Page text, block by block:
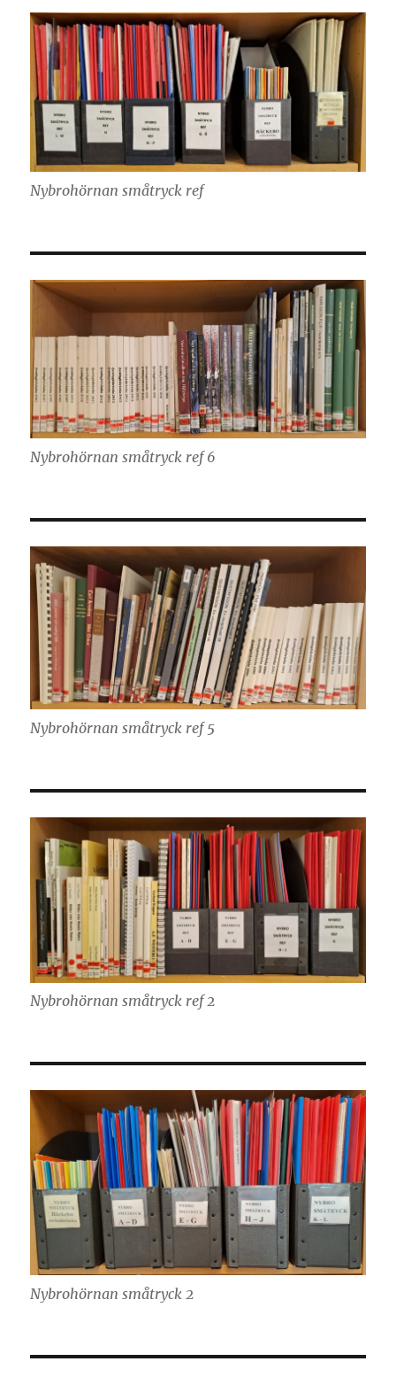
Nybrohörnan småtryck ref
Nybrohörnan småtryck ref 6
Nybrohörnan småtryck ref 5
Nybrohörnan småtryck ref 2
Nybrohörnan småtryck 2